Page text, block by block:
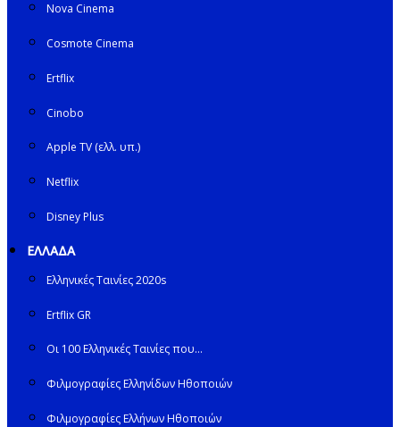
Nova Cinema
Cosmote Cinema
Ertflix
Cinobo
Apple TV (ελλ. υπ.)
Netflix
Disney Plus
ΕΛΛΑΔΑ
Ελληνικές Ταινίες 2020s
Ertflix GR
Οι 100 Ελληνικές Ταινίες που…
Φιλμογραφίες Ελληνίδων Ηθοποιών
Φιλμογραφίες Ελλήνων Ηθοποιών